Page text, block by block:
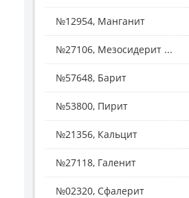
№12954, Манганит
№27106, Мезосидерит ...
№57648, Барит
№53800, Пирит
№21356, Кальцит
№27118, Галенит
№02320, Сфалерит